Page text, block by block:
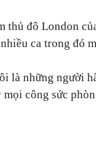
thủ đô London
ca trong đó
là những người
công sức